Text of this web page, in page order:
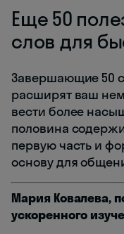
Еще 50
слов для
Завершающие 50
расширят ваш
вести более
половина
первую часть и
основу для
Мария Ковалева,
ускоренного